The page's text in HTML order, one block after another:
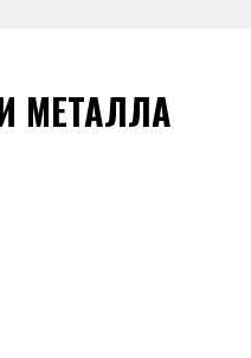
МЕТАЛЛА